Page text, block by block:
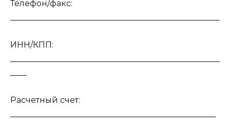
Телефон/факс:
ИНН/КПП:
Расчетный счет: